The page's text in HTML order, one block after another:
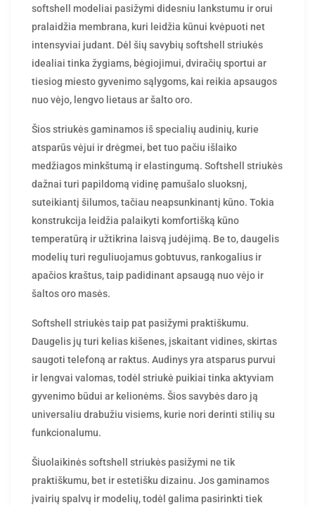
softshell modeliai pasižymi didesniu lankstumu ir orui
pralaidžia membrana, kuri leidžia kūnui kvėpuoti net
intensyviai judant. Dėl šių savybių softshell striukės
idealiai tinka žygiams, bėgiojimui, dviračių sportui ar
tiesiog miesto gyvenimo sąlygoms, kai reikia apsaugos
nuo vėjo, lengvo lietaus ar šalto oro.
Šios striukės gaminamos iš specialių audinių, kurie
atsparūs vėjui ir drėgmei, bet tuo pačiu išlaiko
medžiagos minkštumą ir elastingumą. Softshell striukės
dažnai turi papildomą vidinę pamušalo sluoksnį,
suteikiantį šilumos, tačiau neapsunkinantį kūno. Tokia
konstrukcija leidžia palaikyti komfortišką kūno
temperatūrą ir užtikrina laisvą judėjimą. Be to, daugelis
modelių turi reguliuojamus gobtuvus, rankogalius ir
apačios kraštus, taip padidinant apsaugą nuo vėjo ir
šaltos oro masės.
Softshell striukės taip pat pasižymi praktiškumu.
Daugelis jų turi kelias kišenes, įskaitant vidines, skirtas
saugoti telefoną ar raktus. Audinys yra atsparus purvui
ir lengvai valomas, todėl striukė puikiai tinka aktyviam
gyvenimo būdui ar kelionėms. Šios savybės daro ją
universaliu drabužiu visiems, kurie nori derinti stilių su
funkcionalumu.
Šiuolaikinės softshell striukės pasižymi ne tik
praktiškumu, bet ir estetišku dizainu. Jos gaminamos
įvairių spalvų ir modelių, todėl galima pasirinkti tiek